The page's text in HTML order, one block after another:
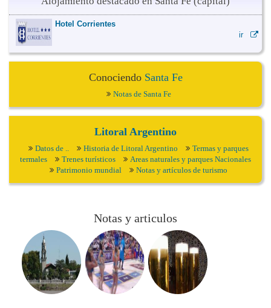
Hotel Corrientes
ir
Conociendo Santa Fe
Notas de Santa Fe
Litoral Argentino
Datos de .. Historia de Litoral Argentino
Termas y parques
termales
Trenes turísticos
Areas naturales y parques Nacionales
Patrimonio mundial
Notas y artículos de turismo
Notas y articulos